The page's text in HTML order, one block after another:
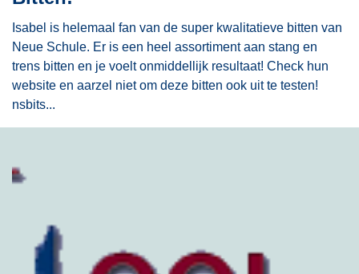
Isabel is helemaal fan van de super kwalitatieve bitten van
Neue Schule. Er is een heel assortiment aan stang en
trens bitten en je voelt onmiddellijk resultaat! Check hun
website en aarzel niet om deze bitten ook uit te testen!
nsbits...